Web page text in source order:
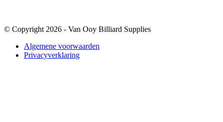
© Copyright 2026 - Van Ooy Billiard Supplies
Algemene voorwaarden
Privacyverklaring